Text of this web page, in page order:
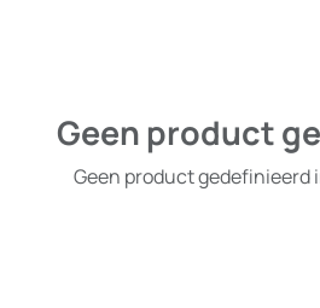
Geen product
Geen product gedefinieerd